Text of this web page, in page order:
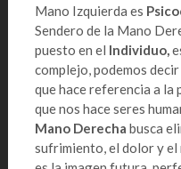
Mano Izquierda es
Sendero de la Mano
puesto en el Individuo,
complejo, podemos
que hace referencia a la
que nos hace seres
Mano Derecha busca
sufrimiento, el dolor y el